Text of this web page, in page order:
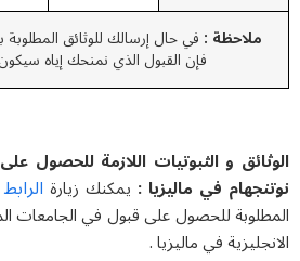
ملاحظة :في حال إرسالك للوثائق المطلوبة بعد
فإن القبول الذي نمنحك إياه سيكون
و الثبوتيات اللازمة للحصول على
في ماليزيا :يمكنك زيارةالرابط
للحصول على قبول في الجامعات
في ماليزيا .